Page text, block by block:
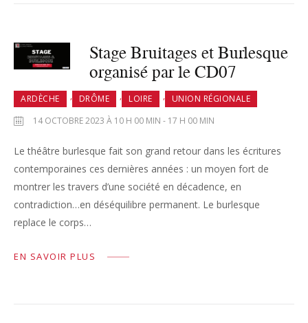
Stage Bruitages et Burlesque
organisé par le CD07
ARDÈCHE , DRÔME , LOIRE ,
UNION RÉGIONALE
14 OCTOBRE 2023 À 10 H 00 MIN - 17 H 00 MIN
Le théâtre burlesque fait son grand retour dans les écritures
contemporaines ces dernières années : un moyen fort de
montrer les travers d’une société en décadence, en
contradiction…en déséquilibre permanent. Le burlesque
replace le corps…
EN SAVOIR PLUS